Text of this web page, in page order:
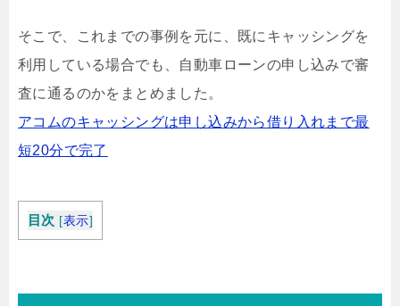
そこで、これまでの事例を元に、既にキャッシングを
利用している場合でも、自動車ローンの申し込みで審
査に通るのかをまとめました。
アコムのキャッシングは申し込みから借り入れまで最
短20分で完了
目次 [表示]